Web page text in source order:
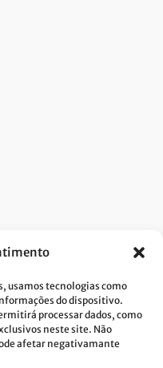
usamos tecnologias como
do dispositivo.
processar dados, como
neste site. Não
afetar negativamante
de dados e aceito a
do RGPD. Para